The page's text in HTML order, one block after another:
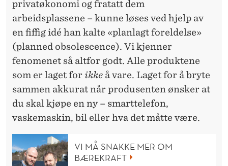
privatøkonomi og fratatt dem
arbeidsplassene – kunne løses ved hjelp av
en fiffig idé han kalte «planlagt foreldelse»
(planned obsolescence). Vi kjenner
fenomenet så altfor godt. Alle produktene
som er laget for ikke å vare. Laget for å bryte
sammen akkurat når produsenten ønsker at
du skal kjøpe en ny – smarttelefon,
vaskemaskin, bil eller hva det måtte være.
VI MÅ SNAKKE MER OM
BÆREKRAFT